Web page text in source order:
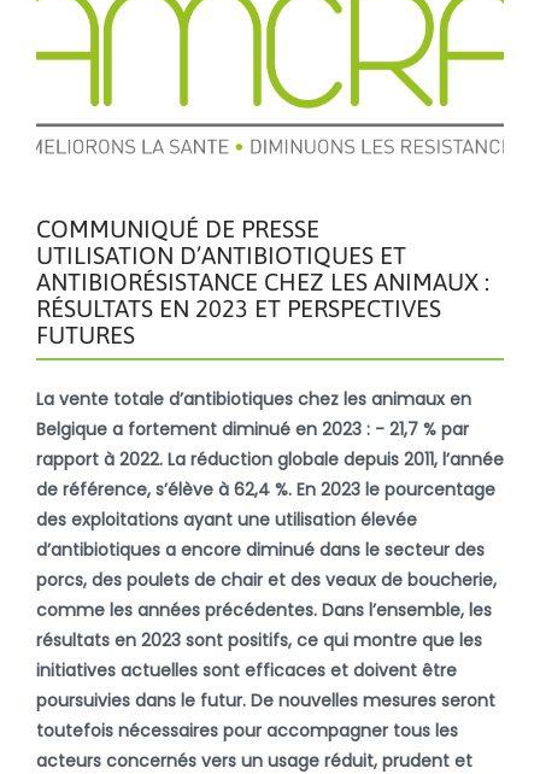
COMMUNIQUÉ DE PRESSE
UTILISATION D’ANTIBIOTIQUES ET
ANTIBIORÉSISTANCE CHEZ LES ANIMAUX :
RÉSULTATS EN 2023 ET PERSPECTIVES
FUTURES
La vente totale d’antibiotiques chez les animaux en
Belgique a fortement diminué en 2023 : - 21,7 % par
rapport à 2022. La réduction globale depuis 2011, l’année
de référence, s’élève à 62,4 %. En 2023 le pourcentage
des exploitations ayant une utilisation élevée
d’antibiotiques a encore diminué dans le secteur des
porcs, des poulets de chair et des veaux de boucherie,
comme les années précédentes. Dans l’ensemble, les
résultats en 2023 sont positifs, ce qui montre que les
initiatives actuelles sont efficaces et doivent être
poursuivies dans le futur. De nouvelles mesures seront
toutefois nécessaires pour accompagner tous les
acteurs concernés vers un usage réduit, prudent et